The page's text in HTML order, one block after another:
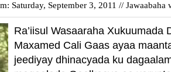
Saturday, September 3, 2011 // Jawaabaha
Ra’iisul Wasaaraha Xukuumada
Maxamed Cali Gaas ayaa
jeediyay dhinacyada ku